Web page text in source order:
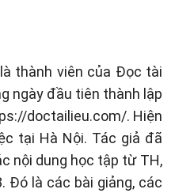
thành viên của Đọc tài
ngày đầu tiên thành lập
doctailieu.com/. Hiện
tại Hà Nội. Tác giả đã
nội dung học tập từ TH,
Đó là các bài giảng, các